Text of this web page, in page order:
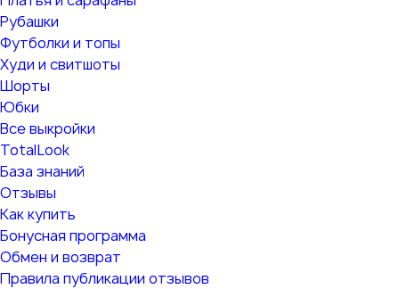
Рубашки
Футболки и топы
Худи и свитшоты
Шорты
Юбки
Все выкройки
TotalLook
База знаний
Отзывы
Как купить
Бонусная программа
Обмен и возврат
Правила публикации отзывов